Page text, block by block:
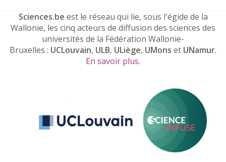
Sciences.be est le réseau qui lie, sous l'égide de la
Wallonie, les cinq acteurs de diffusion des sciences des
universités de la Fédération Wallonie-
Bruxelles : UCLouvain, ULB, ULiège, UMons et UNamur.
En savoir plus.